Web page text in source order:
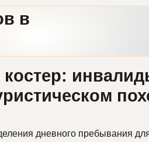
в
дневного пребывания